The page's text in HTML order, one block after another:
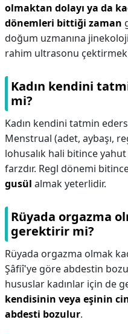
olmaktan dolayı ya da
dönemleri bittiği zaman
doğum uzmanına
rahim ultrasonu
Kadın kendini
mi?
Kadın kendini tatmin
Menstrual (adet, aybaşı,
lohusalık hali bitince
farzdır. Regl dönemi
gusül almak yeterlidir.
Rüyada orgazma
gerektirir mi?
Rüyada orgazma olmak
Şâfiî'ye göre abdestin
hususlar kadınlar için de
kendisinin veya eşinin
abdesti bozulur.